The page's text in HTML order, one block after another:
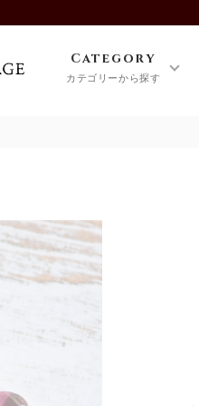
Category
カテゴリーから探す